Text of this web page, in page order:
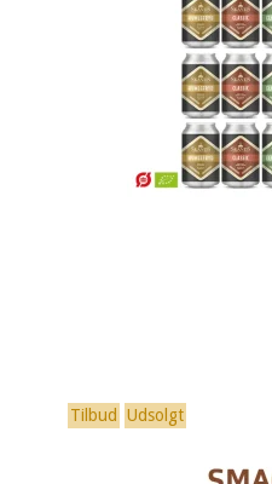
Tilbud Udsolgt